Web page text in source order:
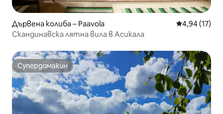
Дървена колиба – Paavola Средна
4,94 (17)
Скандинавска лятна вила в Асикала
Супердомакин
Супердомакин